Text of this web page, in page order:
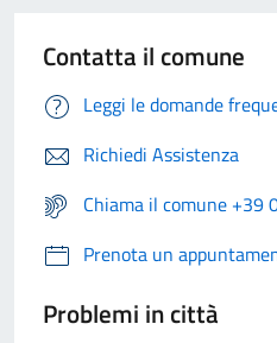
Contatta il comune
Leggi le domande
Richiedi Assistenza
Chiama il comune +39
Prenota un
Problemi in città